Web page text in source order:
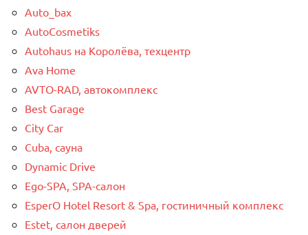
Auto_bax
AutoCosmetiks
Autohaus на Королёва, техцентр
Ava Home
AVTO-RAD, автокомплекс
Best Garage
City Car
Cuba, сауна
Dynamic Drive
Ego-SPA, SPA-салон
EsperO Hotel Resort & Spa, гостиничный комплекс
Estet, салон дверей